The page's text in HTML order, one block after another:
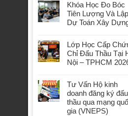
Khóa Học Đo Bóc
Tiên Lượng Và Lập
Dự Toán Xây
Lớp Học Cấp
Chỉ Đấu Thầu Tại
Nội – TPHCM
Tư Vấn Hộ kinh
doanh đăng ký đấu
thầu qua mạng
gia (VNEPS)